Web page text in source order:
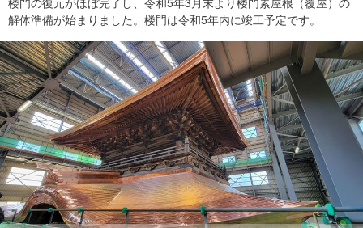
復旧した神殿
解体準備が始まりました。楼門は令和5年内に竣工予定です。